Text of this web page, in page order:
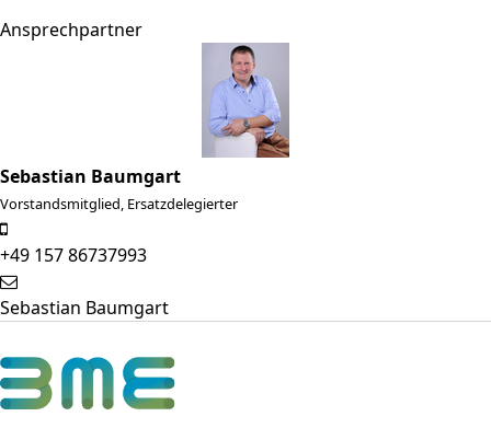
Ansprechpartner
Sebastian Baumgart
Vorstandsmitglied, Ersatzdelegierter
‭+49 157 86737993
Sebastian Baumgart